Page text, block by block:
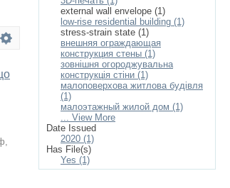
external wall envelope (1)
low-rise residential building (1)
stress-strain state (1)
внешняя ограждающая
конструкция стены (1)
зовнішня огороджувальна
конструкція стіни (1)
малоповерхова житлова будівля
(1)
малоэтажный жилой дом (1)
... View More
Date Issued
2020 (1)
Has File(s)
Yes (1)